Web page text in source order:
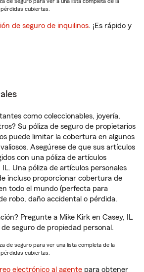
cubiertas.
de seguro de inquilinos. ¡Es rápido y
como coleccionables, joyería,
Su póliza de seguro de propietarios
puede limitar la cobertura en algunos
Asegúrese de que sus artículos
con una póliza de artículos
IL. Una póliza de artículos personales
incluso proporcionar cobertura de
todo el mundo (perfecta para
robo, daño accidental o pérdida.
Pregunte a Mike Kirk en Casey, IL
seguro de propiedad personal.
de seguro para ver una lista completa de la
cubiertas.
electrónico al agente para obtener